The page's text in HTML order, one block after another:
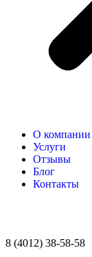
О компании
Услуги
Отзывы
Блог
Контакты
8 (4012) 38-58-58